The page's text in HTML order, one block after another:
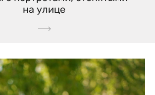
на улице